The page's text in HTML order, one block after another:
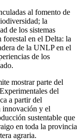
al fomento de
la
de los sistemas
forestal en el Delta: la
de la UNLP en el
de los
mostrar parte del
del
a partir del
innovación y el
sustentable que
en toda la provincia
agraria.